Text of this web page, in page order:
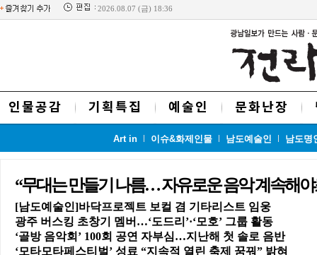
2026.08.07 (금) 18:36
인물공감 기획특집 예술인 문화난장
Art in 이슈&화제인물 남도예술인 남도명
“무대는 만들기 나름… 자유로운 음악 계속해야
[남도예술인]바닥프로젝트 보컬 겸 기타리스트 임웅
광주 버스킹 초창기 멤버…‘도드리’·‘모호’ 그룹 활동
‘골방 음악회’ 100회 공연 자부심…지난해 첫 솔로 음반
‘모타모타페스티벌’ 성료 “지속적 열린 축제 꿈꿔” 밝혀